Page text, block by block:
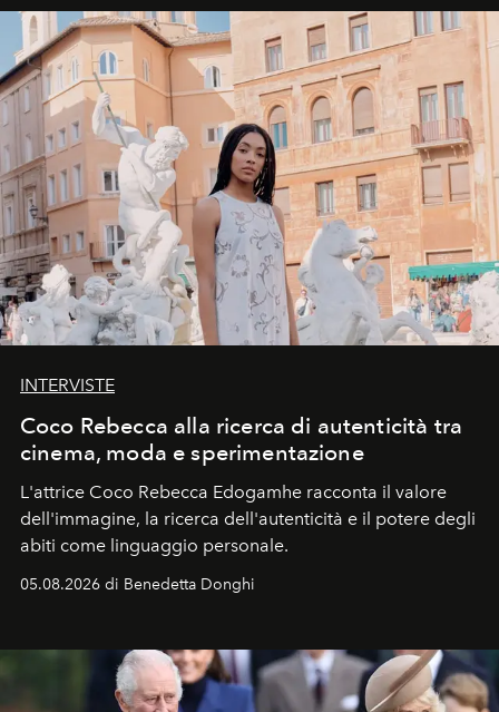
INTERVISTE
Coco Rebecca alla ricerca di autenticità tra
cinema, moda e sperimentazione
L'attrice Coco Rebecca Edogamhe racconta il valore
dell'immagine, la ricerca dell'autenticità e il potere degli
abiti come linguaggio personale.
05.08.2026 di Benedetta Donghi